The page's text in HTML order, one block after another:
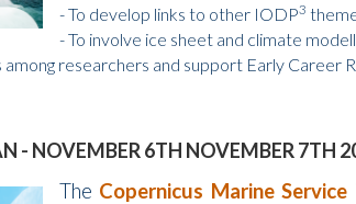
- To develop links to other IODP3
- To involve ice sheet and climate
researchers and support Early Career
- NOVEMBER 6TH NOVEMBER 7TH
The Copernicus Marine Service